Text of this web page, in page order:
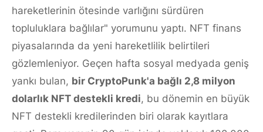
hareketlerinin ötesinde varlığını sürdüren
topluluklara bağlılar" yorumunu yaptı. NFT finans
piyasalarında da yeni hareketlilik belirtileri
gözlemleniyor. Geçen hafta sosyal medyada geniş
yankı bulan, bir CryptoPunk'a bağlı 2,8 milyon
dolarlık NFT destekli kredi, bu dönemin en büyük
NFT destekli kredilerinden biri olarak kayıtlara